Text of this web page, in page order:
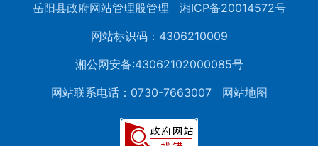
岳阳县政府网站管理股管理
湘ICP备20014572号
网站标识码：4306210009
湘公网安备:43062102000085号
网站联系电话：0730-7663007
网站地图